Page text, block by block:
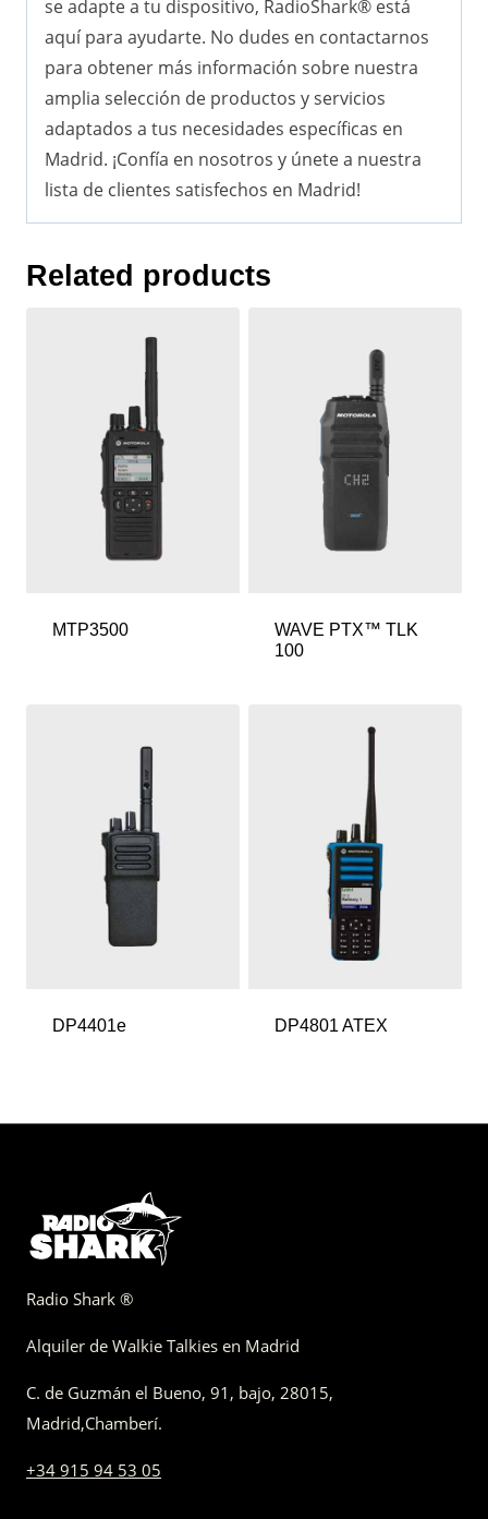
se adapte a tu dispositivo, RadioShark® está
aquí para ayudarte. No dudes en contactarnos
para obtener más información sobre nuestra
amplia selección de productos y servicios
adaptados a tus necesidades específicas en
Madrid. ¡Confía en nosotros y únete a nuestra
lista de clientes satisfechos en Madrid!
Related products
MTP3500
WAVE PTX™ TLK
100
DP4401e DP4801 ATEX
Radio Shark ®
Alquiler de Walkie Talkies en Madrid
C. de Guzmán el Bueno, 91, bajo, 28015,
Madrid,Chamberí.
+34 915 94 53 05